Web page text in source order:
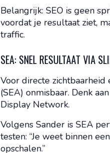
Belangrijk: SEO is geen
voordat je resultaat ziet,
traffic.
SEA: SNEL RESULTAAT VIA
Voor directe
(SEA) onmisbaar. Denk
Display Network.
Volgens Sander is SEA
testen: “Je weet binnen
opschalen.”